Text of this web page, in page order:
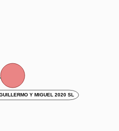
Y MIGUEL 2020 SL